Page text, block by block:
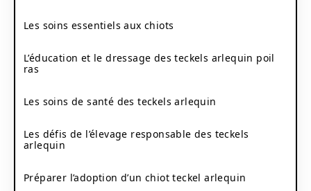
Les soins essentiels aux chiots
L’éducation et le dressage des teckels arlequin poil
ras
Les soins de santé des teckels arlequin
Les défis de l’élevage responsable des teckels
arlequin
Préparer l’adoption d’un chiot teckel arlequin